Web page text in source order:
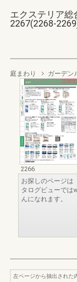
エクステリア総
2267(2268-
庭まわり ガーデン
2266
お探しのページは
タログビューでは
んになれます。
左ページから抽出された